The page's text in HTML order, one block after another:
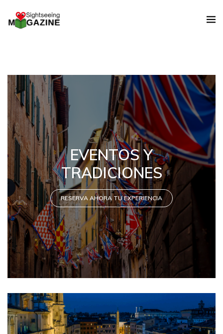
DEBES VER
RESERVA AHORA TU EXPERIENCIA